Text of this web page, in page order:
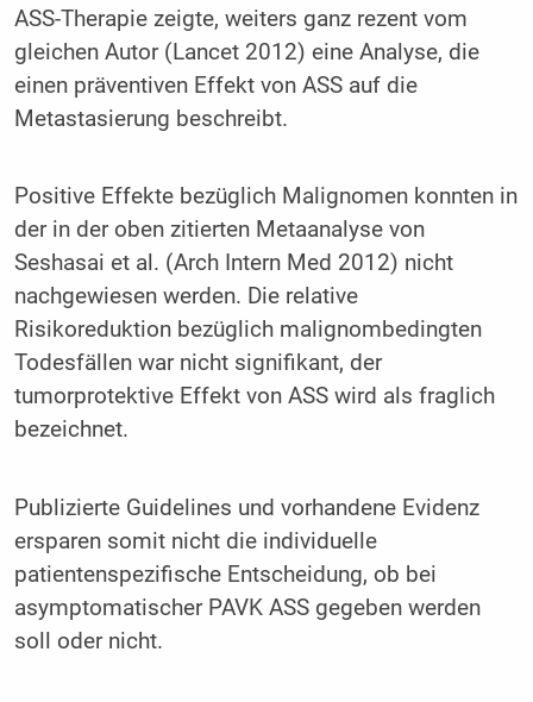
ASS-Therapie zeigte, weiters ganz rezent vom
gleichen Autor (Lancet 2012) eine Analyse, die
einen präventiven Effekt von ASS auf die
Metastasierung beschreibt.
Positive Effekte bezüglich Malignomen konnten in
der in der oben zitierten Metaanalyse von
Seshasai et al. (Arch Intern Med 2012) nicht
nachgewiesen werden. Die relative
Risikoreduktion bezüglich malignombedingten
Todesfällen war nicht signifikant, der
tumorprotektive Effekt von ASS wird als fraglich
bezeichnet.
Publizierte Guidelines und vorhandene Evidenz
ersparen somit nicht die individuelle
patientenspezifische Entscheidung, ob bei
asymptomatischer PAVK ASS gegeben werden
soll oder nicht.